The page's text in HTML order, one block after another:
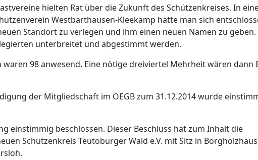
hielten Rat über die Zukunft des Schützenkreises. In
Westbarthausen-Kleekamp hatte man sich
Standort zu verlegen und ihm einen neuen Namen zu geben.
unterbreitet und abgestimmt werden.
98 anwesend. Eine nötige dreiviertel Mehrheit wären dann
der Mitgliedschaft im OEGB zum 31.12.2014 wurde
einstimmig beschlossen. Dieser Beschluss hat zum Inhalt die
Schützenkreis Teutoburger Wald e.V. mit Sitz in